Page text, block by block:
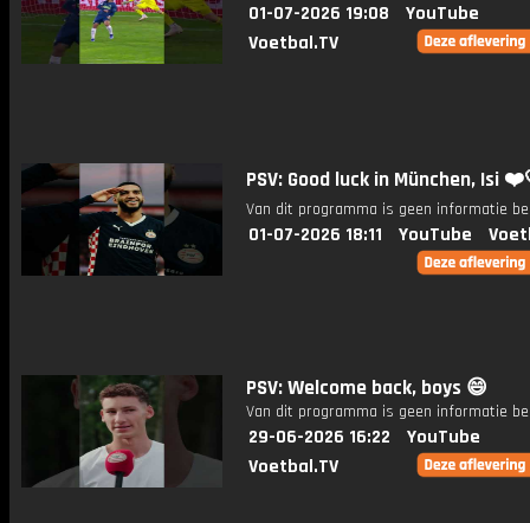
01-07-2026 19:08
YouTube
Voetbal.TV
PSV: Good luck in München, Isi
Van dit programma is geen informatie
01-07-2026 18:11 YouTube
PSV: Welcome back, boys 😄
Van dit programma is geen informatie
29-06-2026 16:22
YouTube
Voetbal.TV